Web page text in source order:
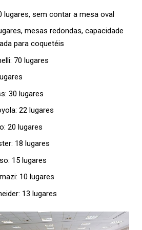
lugares, sem contar a mesa oval
mesas redondas, capacidade
para coquetéis
70 lugares
30 lugares
22 lugares
20 lugares
18 lugares
15 lugares
10 lugares
13 lugares